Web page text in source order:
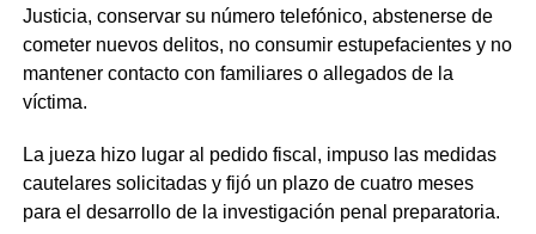
Justicia, conservar su número telefónico, abstenerse de
cometer nuevos delitos, no consumir estupefacientes y no
mantener contacto con familiares o allegados de la
víctima.
La jueza hizo lugar al pedido fiscal, impuso las medidas
cautelares solicitadas y fijó un plazo de cuatro meses
para el desarrollo de la investigación penal preparatoria.